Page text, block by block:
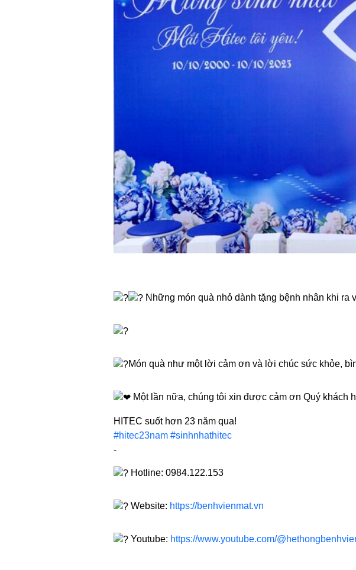
Những món quà nhỏ dành tặng bệnh nhân khi ra
Món quà như một lời cảm ơn và lời chúc sức khỏe,
Một lần nữa, chúng tôi xin được cảm ơn Quý khách
HITEC suốt hơn 23 năm qua!
#hitec23nam #sinhnhathitec
-
Hotline: 0984.122.153
Website: https://benhvienmat.vn
Youtube: https://www.youtube.com/